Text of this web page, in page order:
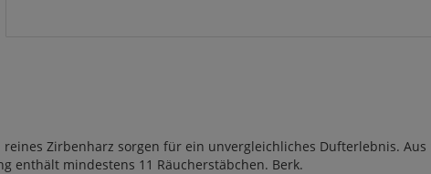
Zirbenharz sorgen für ein unvergleichliches Dufterlebnis.
enthält mindestens 11 Räucherstäbchen. Berk.